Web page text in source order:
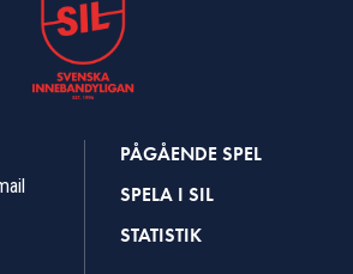
PÅGÅENDE SPEL
SPELA I SIL
STATISTIK